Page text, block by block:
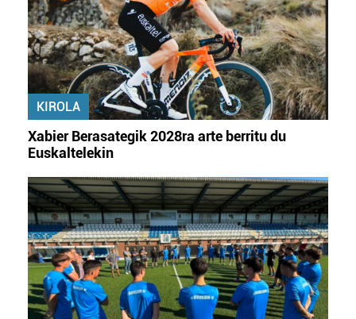
zerbitzuak hobetzeko asmoz, cookie teknologiaz
baliatzen gara. Ohar hau onartuz gero, teknologia hori
erabiltzeko baimen esplizitua ematen diguzu.Gehiago
irakurri
KIROLA
Xabier Berasategik 2028ra arte berritu du
Euskaltelekin